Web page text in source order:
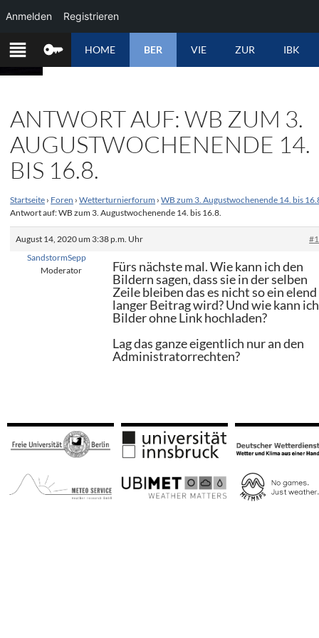
ZUM
INHALT
SPRINGEN
HOME BER VIE ZUR IBK
ANTWORT AUF: WB ZUM 3.
AUGUSTWOCHENENDE 14.
BIS 16.8.
Startseite › Foren › Wetterturnierforum › WB zum 3. Augustwochenende 14. bis
Antwort auf: WB zum 3. Augustwochenende 14. bis 16.8.
August 14, 2020 um 3:38 p.m. Uhr
SandstormSepp
Moderator
Fürs nächste mal. Wie kann ich den
Bildern sagen, dass sie in der selben
Zeile bleiben das es nicht so ein elend
langer Beitrag wird? Und wie kann ich
Bilder ohne Link hochladen?
Lag das ganze eigentlich nur an den
Administratorrechten?
Anmelden Registrieren